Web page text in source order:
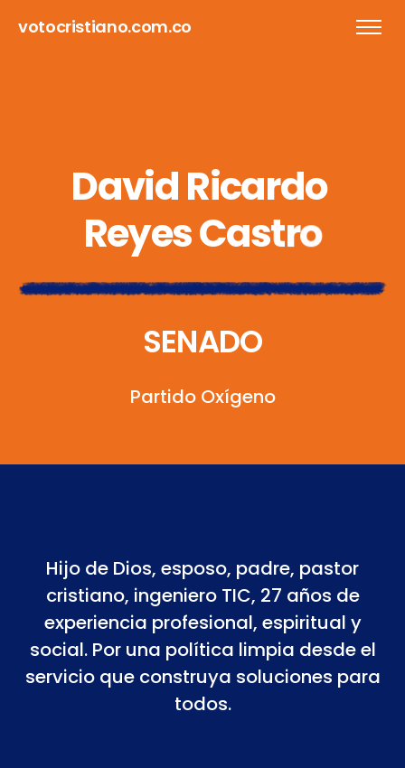
votocristiano.com.co
DavidRicardo
ReyesCastro
SENADO
Partido Oxígeno
Hijo de Dios, esposo, padre, pastor
cristiano, ingeniero TIC, 27 años de
experiencia profesional, espiritual y
social. Por una política limpia desde el
servicio que construya soluciones para
todos.